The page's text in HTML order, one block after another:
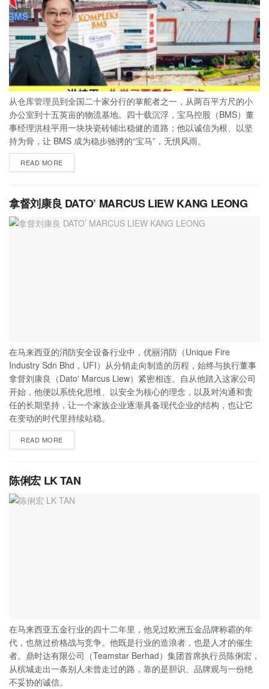
从仓库管理员到全国二十家分行的掌舵者之一，从两百平方尺的小
办公室到十五英亩的物流基地。四十载沉浮，宝马控股（BMS）董
事经理洪桂平用一块块瓷砖铺出稳健的道路；他以诚信为根、以坚
持为骨，让 BMS 成为稳步驰骋的“宝马”，无惧风雨。
READ MORE
拿督刘康良 DATO’ MARCUS LIEW KANG LEONG
在马来西亚的消防安全设备行业中，优丽消防（Unique Fire
Industry Sdn Bhd，UFI）从分销走向制造的历程，始终与执行董事
拿督刘康良（Dato' Marcus Liew）紧密相连。自从他踏入这家公司
开始，他便以系统化思维、以安全为核心的理念，以及对沟通和责
任的长期坚持，让一个家族企业逐渐具备现代企业的结构，也让它
在变动的时代里持续站稳。
READ MORE
陈俐宏 LK TAN
在马来西亚五金行业的四十二年里，他见过欧洲五金品牌称霸的年
代，也熬过价格战与竞争。他既是行业的造浪者，也是人才的催生
者。鼎时达有限公司（Teamstar Berhad）集团首席执行员陈俐宏，
从槟城走出一条别人未曾走过的路，靠的是胆识、品牌观与一份绝
不妥协的诚信。